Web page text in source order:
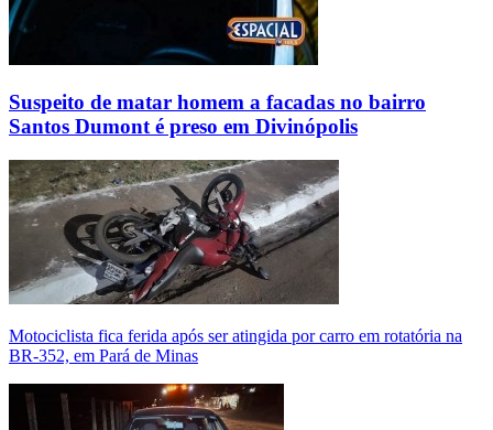
Suspeito de matar homem a facadas no bairro
Santos Dumont é preso em Divinópolis
Motociclista fica ferida após ser atingida por carro em rotatória na
BR-352, em Pará de Minas